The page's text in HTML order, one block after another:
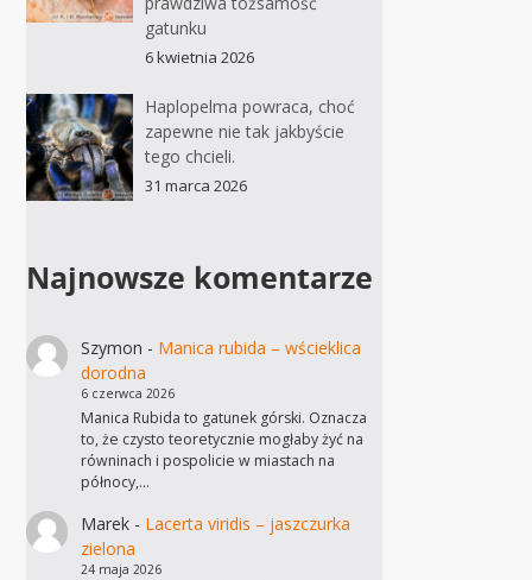
gatunku
6 kwietnia 2026
Haplopelma powraca, choć
zapewne nie tak jakbyście
tego chcieli.
31 marca 2026
Najnowsze komentarze
Szymon - Manica rubida – wścieklica
dorodna
6 czerwca 2026
Manica Rubida to gatunek górski. Oznacza
to, że czysto teoretycznie mogłaby żyć na
równinach i pospolicie w miastach na
północy,…
Marek- Lacerta viridis – jaszczurka
zielona
24 maja 2026